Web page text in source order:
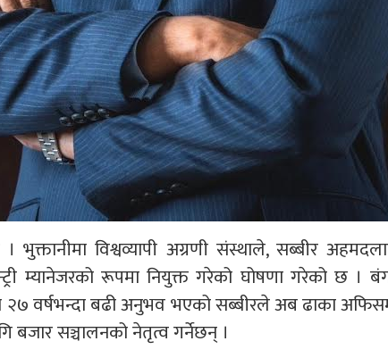
। भुक्तानीमा विश्वव्यापी अग्रणी संस्थाले, सब्बीर
म्यानेजरको रूपमा नियुक्त गरेको घोषणा गरेको छ ।
२७ वर्षभन्दा बढी अनुभव भएको सब्बीरले अब ढाका
बजार सञ्चालनको नेतृत्व गर्नेछन् ।